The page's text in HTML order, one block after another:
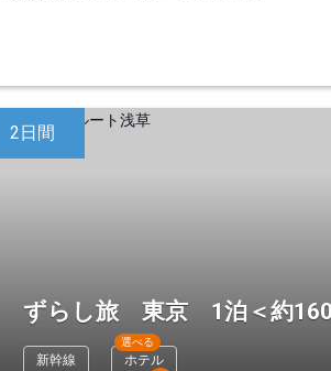
2日間
ずらし旅 東京 1泊＜約160
新幹線 ホテル
選べる